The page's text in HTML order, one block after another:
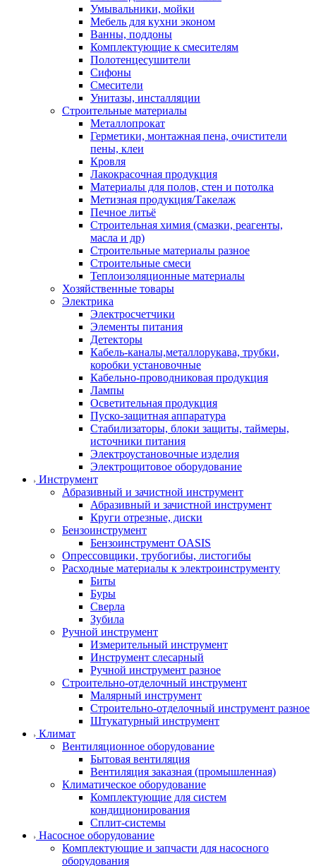
Умывальники, мойки
Мебель для кухни эконом
Ванны, поддоны
Комплектующие к смесителям
Полотенцесушители
Сифоны
Смесители
Унитазы, инсталляции
Строительные материалы
Металлопрокат
Герметики, монтажная пена, очистители
пены, клеи
Кровля
Лакокрасочная продукция
Материалы для полов, стен и потолка
Метизная продукция/Такелаж
Печное литьё
Строительная химия (смазки, реагенты,
масла и др)
Строительные материалы разное
Строительные смеси
Теплоизоляционные материалы
Хозяйственные товары
Электрика
Электросчетчики
Элементы питания
Детекторы
Кабель-каналы,металлорукава, трубки,
коробки установочные
Кабельно-проводниковая продукция
Лампы
Осветительная продукция
Пуско-защитная аппаратура
Стабилизаторы, блоки защиты, таймеры,
источники питания
Электроустановочные изделия
Электрощитовое оборудование
Инструмент
Абразивный и зачистной инструмент
Абразивный и зачистной инструмент
Круги отрезные, диски
Бензоинструмент
Бензоинструмент OASIS
Опрессовщики, трубогибы, листогибы
Расходные материалы к электроинструменту
Биты
Буры
Сверла
Зубила
Ручной инструмент
Измерительный инструмент
Инструмент слесарный
Ручной инструмент разное
Строительно-отделочный инструмент
Малярный инструмент
Строительно-отделочный инструмент разное
Штукатурный инструмент
Климат
Вентиляционное оборудование
Бытовая вентиляция
Вентиляция заказная (промышленная)
Климатическое оборудование
Комплектующие для систем
кондиционирования
Сплит-системы
Насосное оборудование
Комплектующие и запчасти для насосного
оборудования